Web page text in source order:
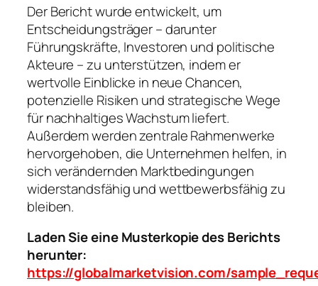
Der Bericht wurde entwickelt, um
Entscheidungsträger – darunter
Führungskräfte, Investoren und politische
Akteure – zu unterstützen, indem er
wertvolle Einblicke in neue Chancen,
potenzielle Risiken und strategische Wege
für nachhaltiges Wachstum liefert.
Außerdem werden zentrale Rahmenwerke
hervorgehoben, die Unternehmen helfen, in
sich verändernden Marktbedingungen
widerstandsfähig und wettbewerbsfähig zu
bleiben.
Laden Sie eine Musterkopie des Berichts
herunter:
https://globalmarketvision.com/